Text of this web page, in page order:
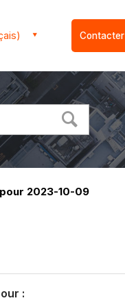
Contacter
2023-10-09
: